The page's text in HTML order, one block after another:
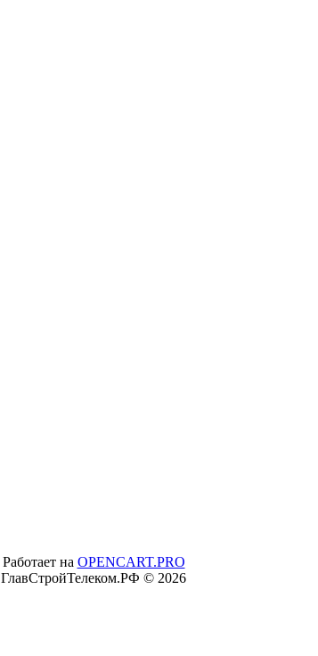
Работает на OPENCART.PRO
ГлавСтройТелеком.РФ © 2026